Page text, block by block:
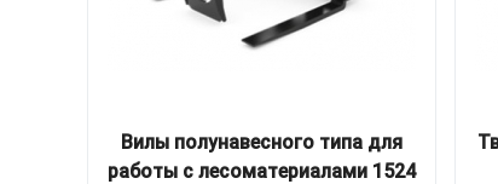
Вилы полунавесного типа для
работы с лесоматериалами 1524